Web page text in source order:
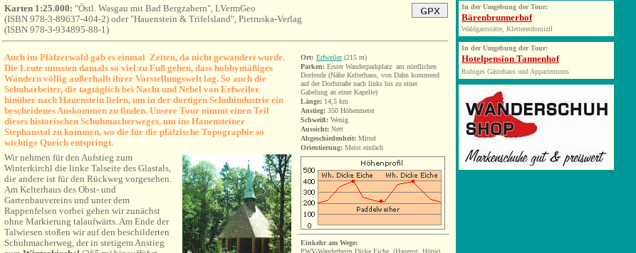
Karten 1:25.000: "Östl. Wasgau mit Bad Bergzabern", LVermGeo
(ISBN 978-3-89637-404-2) oder "Hauenstein & Trifelsland", Pietruska-Verlag
(ISBN 978-3-934895-88-1)
Auch im Pfälzerwald gab es einmal Zeiten, da nicht gewandert wurde.
Die Leute mussten damals so viel zu Fuß gehen, dass hobbymäßiges
Wandern völlig außerhalb ihrer Vorstellungswelt lag. So auch die
Schuharbeiter, die tagtäglich bei Nacht und Nebel von Erfweiler
hinüber nach Hauenstein liefen, um in der dortigen Schuhindustrie ein
bescheidenes Auskommen zu finden. Unsere Tour nimmt einen Teil
dieses historischen Schuhmacherweges, um ins Hauensteiner
Stephanstal zu kommen, wo die für die pfälzische Topographie so
wichtige Queich entspringt.
Wir nehmen für den Aufstieg zum
Winterkirchl die linke Talseite des Glastals,
die andere ist für den Rückweg vorgesehen.
Am Kelterhaus des Obst- und
Gartenbauvereins und unter dem
Rappenfelsen vorbei gehen wir zunächst
ohne Markierung talaufwärts. Am Ende der
Talwiesen stoßen wir auf den beschilderten
Schuhmacherweg, der in stetigem Anstieg
Ort: Erfweiler(215 m)
Parken: Erster Wanderparkplatz am nördlichen
Dorfende (Nähe Kelterhaus, von Dahn kommend
auf der Dorfstraße nach links bis zu einer
Gabelung an einer Kapelle)
Länge: 14,5 km
Anstieg: 350 Höhenmeter
Schweiß: Wenig
Aussicht: Nett
Abgeschiedenheit: Mittel
Orientierung: Meist einfach
Einkehr am Wege:
In der Umgebung der Tour:
Bärenbrunnerhof
Waldgaststätte, Klettererdomizil
In der Umgebung der Tour:
Hotelpension Tannenhof
Ruhiges Gästehaus und Appartements